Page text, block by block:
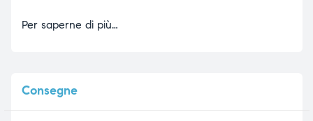
Per saperne di più…
Consegne